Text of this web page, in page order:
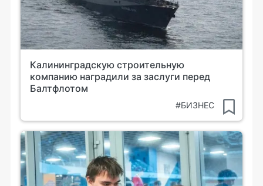
Калининградскую строительную
компанию наградили за заслуги перед
Балтфлотом
#БИЗНЕС